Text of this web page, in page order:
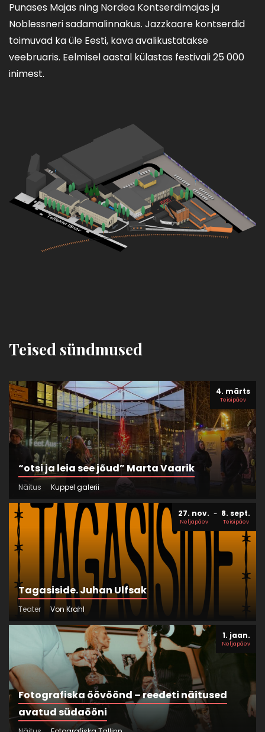
Punases Majas ning Nordea Kontserdimajas ja
Noblessneri sadamalinnakus. Jazzkaare kontserdid
toimuvad ka üle Eesti, kava avalikustatakse
veebruaris. Eelmisel aastal külastas festivali 25 000
inimest.
Teised sündmused
4. märts
Teisipäev
“otsi ja leia see jõud” Marta Vaarik
Näitus Kuppel galerii
27. nov.
Neljapäev
8. sept.
Teisipäev
Tagasiside. Juhan Ulfsak
Teater Von Krahl
1. jaan.
Neljapäev
Fotografiska öövöönd – reedeti näitused
avatud südaööni